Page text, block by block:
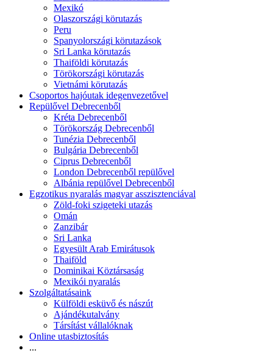
Mexikó
Olaszországi körutazás
Peru
Spanyolországi körutazások
Sri Lanka körutazás
Thaiföldi körutazás
Törökországi körutazás
Vietnámi körutazás
Csoportos hajóutak idegenvezetővel
Repülővel Debrecenből
Kréta Debrecenből
Törökország Debrecenből
Tunézia Debrecenből
Bulgária Debrecenből
Ciprus Debrecenből
London Debrecenből repülővel
Albánia repülővel Debrecenből
Egzotikus nyaralás magyar asszisztenciával
Zöld-foki szigeteki utazás
Omán
Zanzibár
Sri Lanka
Egyesült Arab Emirátusok
Thaiföld
Dominikai Köztársaság
Mexikói nyaralás
Szolgáltatásaink
Külföldi esküvő és nászút
Ajándékutalvány
Társítást vállalóknak
Online utasbiztosítás
...